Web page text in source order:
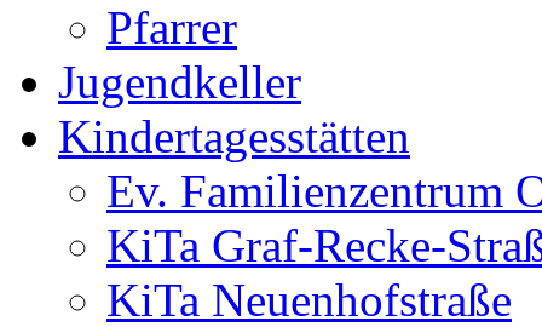
Pfarrer
Jugendkeller
Kindertagesstätten
Ev. Familienzentrum
KiTa Graf-Recke-
KiTa Neuenhofstraße